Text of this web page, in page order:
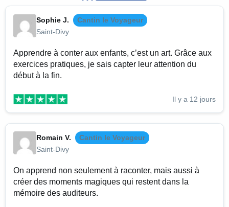
Sophie J.
Cantin le Voyageur
Saint-Divy
Apprendre à conter aux enfants, c’est un art. Grâce aux
exercices pratiques, je sais capter leur attention du
début à la fin.
Il y a 12 jours
Romain V.
Cantin le Voyageur
Saint-Divy
On apprend non seulement à raconter, mais aussi à
créer des moments magiques qui restent dans la
mémoire des auditeurs.